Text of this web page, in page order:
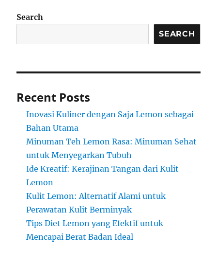
Search
SEARCH
Recent Posts
Inovasi Kuliner dengan Saja Lemon sebagai
Bahan Utama
Minuman Teh Lemon Rasa: Minuman Sehat
untuk Menyegarkan Tubuh
Ide Kreatif: Kerajinan Tangan dari Kulit
Lemon
Kulit Lemon: Alternatif Alami untuk
Perawatan Kulit Berminyak
Tips Diet Lemon yang Efektif untuk
Mencapai Berat Badan Ideal